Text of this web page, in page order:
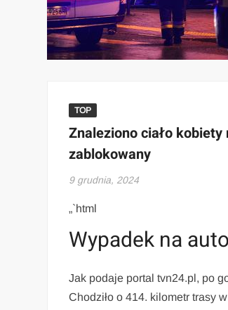
TOP
Znaleziono ciało
zablokowany
9 grudnia, 2024
„`html
Wypadek na
Jak podaje portal tvn24.pl, po
Chodziło o 414. kilometr trasy